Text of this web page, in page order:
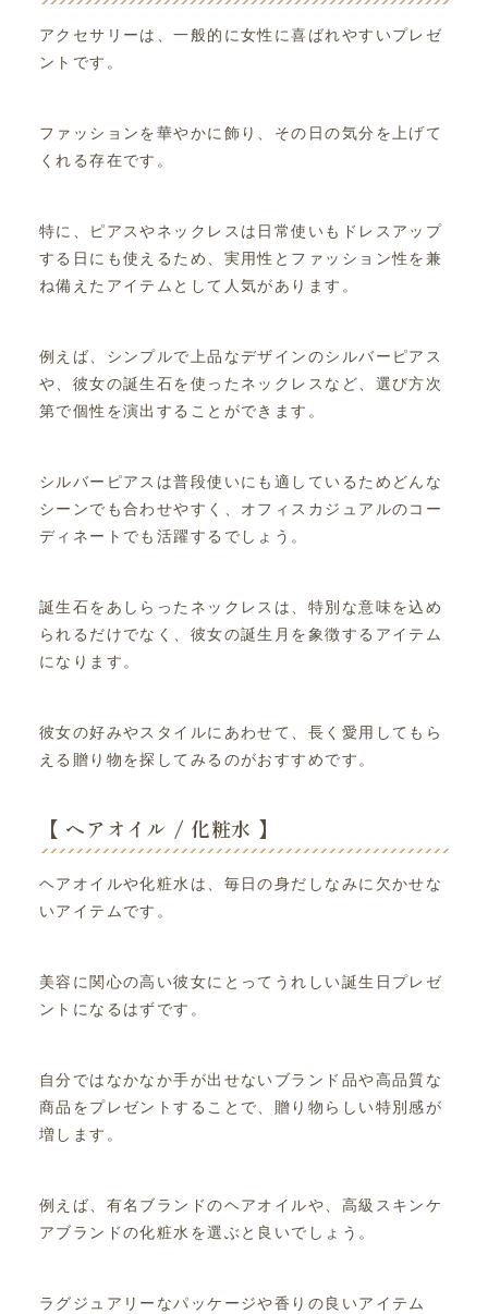
アクセサリーは、一般的に女性に喜ばれやすいプレゼ
ントです。
ファッションを華やかに飾り、その日の気分を上げて
くれる存在です。
特に、ピアスやネックレスは日常使いもドレスアップ
する日にも使えるため、実用性とファッション性を兼
ね備えたアイテムとして人気があります。
例えば、シンプルで上品なデザインのシルバーピアス
や、彼女の誕生石を使ったネックレスなど、選び方次
第で個性を演出することができます。
シルバーピアスは普段使いにも適しているためどんな
シーンでも合わせやすく、オフィスカジュアルのコー
ディネートでも活躍するでしょう。
誕生石をあしらったネックレスは、特別な意味を込め
られるだけでなく、彼女の誕生月を象徴するアイテム
になります。
彼女の好みやスタイルにあわせて、長く愛用してもら
える贈り物を探してみるのがおすすめです。
【 ヘアオイル / 化粧水 】
ヘアオイルや化粧水は、毎日の身だしなみに欠かせな
いアイテムです。
美容に関心の高い彼女にとってうれしい誕生日プレゼ
ントになるはずです。
自分ではなかなか手が出せないブランド品や高品質な
商品をプレゼントすることで、贈り物らしい特別感が
増します。
例えば、有名ブランドのヘアオイルや、高級スキンケ
アブランドの化粧水を選ぶと良いでしょう。
ラグジュアリーなパッケージや香りの良いアイテム